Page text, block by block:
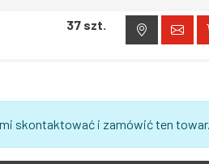
37 szt.
skontaktować i zamówić ten towar.